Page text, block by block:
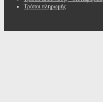
Τρόποι πληρωμής